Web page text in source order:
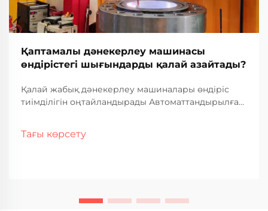
Қаптамалы дәнекерлеу машинасы
өндірістегі шығындарды қалай азайтады?
Қалай жабық дәнекерлеу машиналары өндіріс
тиімділігін оңтайландырады Автоматтандырылған
жұмыс істейді, бұл фабрикаларға күні бойы
Тағы көрсету